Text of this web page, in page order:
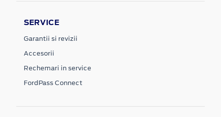
SERVICE
Garantii si revizii
Accesorii
Rechemari in service
FordPass Connect